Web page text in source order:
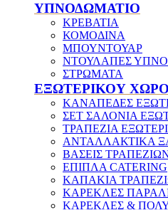
ΥΠΝΟΔΩΜΑΤΙΟ
ΚΡΕΒΑΤΙΑ
ΚΟΜΟΔΙΝΑ
ΜΠΟΥΝΤΟΥΑΡ
ΝΤΟΥΛΑΠΕΣ
ΣΤΡΩΜΑΤΑ
ΕΞΩΤΕΡΙΚΟΥ
ΚΑΝΑΠΕΔΕΣ
ΣΕΤ ΣΑΛΟΝΙΑ
ΤΡΑΠΕΖΙΑ
ΑΝΤΑΛΛΑΚΤΙΚΑ
ΒΑΣΕΙΣ
ΕΠΙΠΛΑ CATERING
ΚΑΠΑΚΙΑ
ΚΑΡΕΚΛΕΣ
ΚΑΡΕΚΛΕΣ &